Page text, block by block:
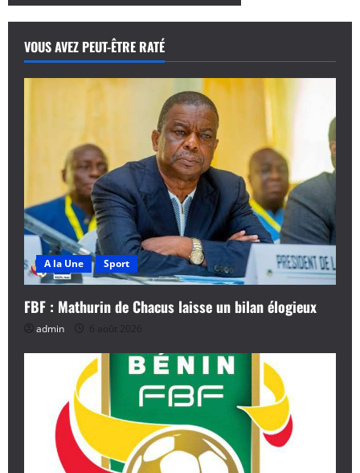
g
a
t
d
’
a
r
t
VOUS AVEZ PEUT-ÊTRE RATÉ
A la Une Sport
FBF : Mathurin de Chacus laisse un bilan élogieux
admin 6 août 2026